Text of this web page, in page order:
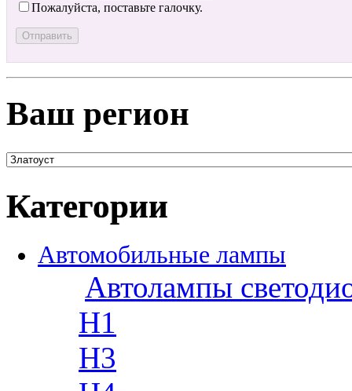
Пожалуйста, поставьте галочку.
Ваш регион
Категории
Автомобильные лампы
Автолампы
H1
H3